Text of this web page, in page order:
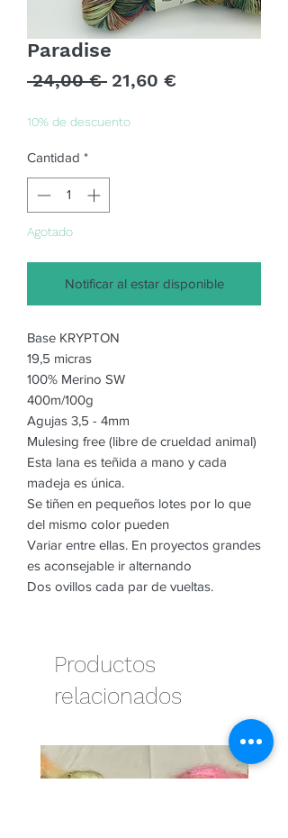
Paradise
24,00 € Precio
21,60 €Precio
10% de descuento
Cantidad *
Agotado
Notificar al estar disponible
Base KRYPTON
19,5 micras
100% Merino SW
400m/100g
Agujas 3,5 - 4mm
Mulesing free (libre de crueldad animal)
Esta lana es teñida a mano y cada
madeja es única.
Se tiñen en pequeños lotes por lo que
del mismo color pueden
Variar entre ellas. En proyectos grandes
es aconsejable ir alternando
Dos ovillos cada par de vueltas.
Productos
relacionados